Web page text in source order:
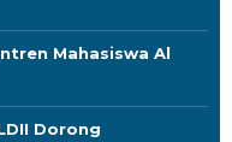
Mahasiswa Al
Dorong